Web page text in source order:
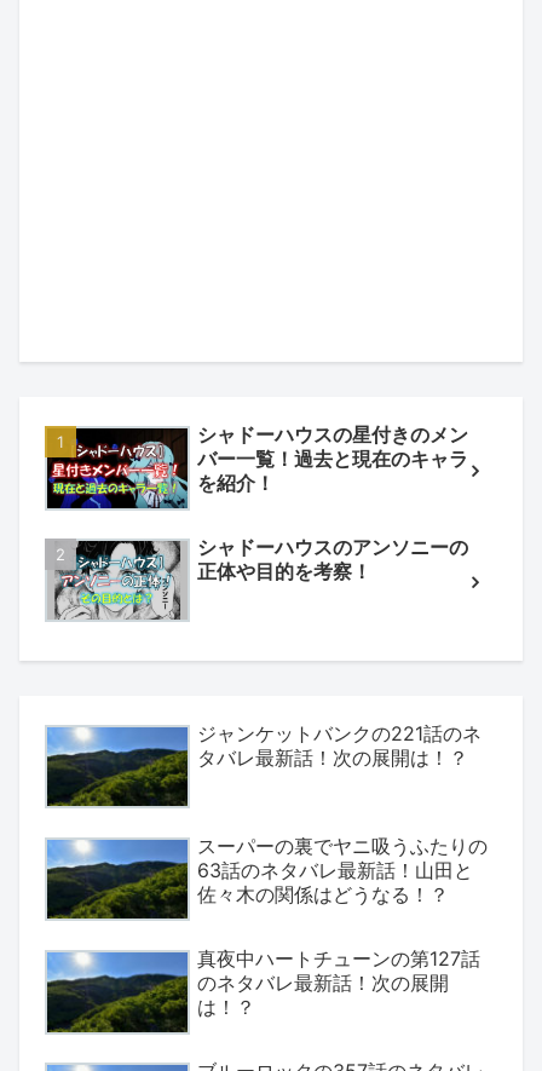
シャドーハウスの星付きのメン
バー一覧！過去と現在のキャラ
を紹介！
シャドーハウスのアンソニーの
正体や目的を考察！
ジャンケットバンクの221話のネ
タバレ最新話！次の展開は！？
スーパーの裏でヤニ吸うふたりの
63話のネタバレ最新話！山田と
佐々木の関係はどうなる！？
真夜中ハートチューンの第127話
のネタバレ最新話！次の展開
は！？